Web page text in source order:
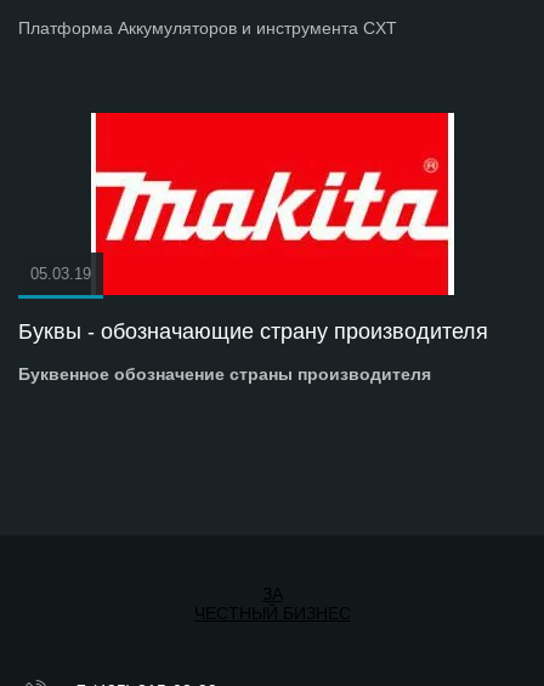
Платформа Аккумуляторов и инструмента СXT
05.03.19
Буквы - обозначающие страну производителя
Буквенное обозначение страны производителя
ЗА
ЧЕСТНЫЙ БИЗНЕС